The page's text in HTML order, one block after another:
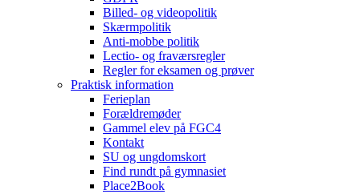
Billed- og videopolitik
Skærmpolitik
Anti-mobbe politik
Lectio- og fraværsregler
Regler for eksamen og prøver
Praktisk information
Ferieplan
Forældremøder
Gammel elev på FGC4
Kontakt
SU og ungdomskort
Find rundt på gymnasiet
Place2Book